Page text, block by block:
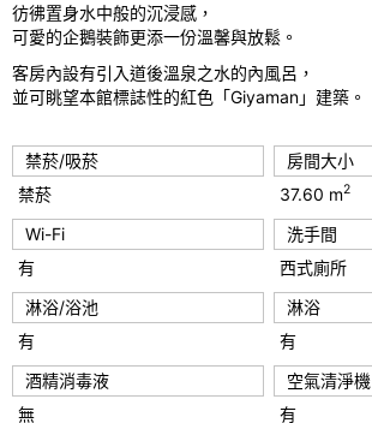
彷彿置身水中般的沉浸感，
可愛的企鵝裝飾更添一份溫馨與放鬆。
客房內設有引入道後溫泉之水的內風呂，
並可眺望本館標誌性的紅色「Giyaman」建築。
禁菸/吸菸
禁菸
房間大小
37.60 m2
Wi-Fi
有
洗手間
西式廁所
淋浴/浴池
有
淋浴
有
酒精消毒液
無
空氣清淨機
有